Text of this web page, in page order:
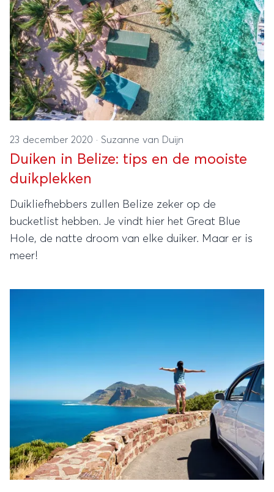
23 december 2020 · Suzanne van Duijn
Duiken in Belize: tips en de mooiste
duikplekken
Duikliefhebbers zullen Belize zeker op de
bucketlist hebben. Je vindt hier het Great Blue
Hole, de natte droom van elke duiker. Maar er is
meer!